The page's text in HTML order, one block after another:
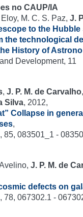
no CAUP/IA
M. C. S. Paz, J.
to the
the technological
History of
Development, 11
, J. P. M. de Carvalho
Silva, 2012,
Collapse in
,
85, 083501_1 -
J. P. M. de
defects on
78, 067302.1 -